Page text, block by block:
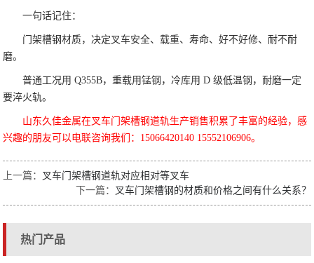
一句话记住：
门架槽钢材质，决定叉车安全、载重、寿命、好不好修、耐不耐
磨。
普通工况用 Q355B，重载用锰钢，冷库用 D 级低温钢，耐磨一定
要淬火轨。
山东久佳金属在叉车门架槽钢道轨生产销售积累了丰富的经验，感
兴趣的朋友可以电联咨询我们：15066420140 15552106906。
上一篇： 叉车门架槽钢道轨对应相对等叉车
下一篇： 叉车门架槽钢的材质和价格之间有什么关系？
热门产品